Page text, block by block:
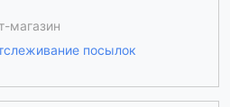
магазин
посылок